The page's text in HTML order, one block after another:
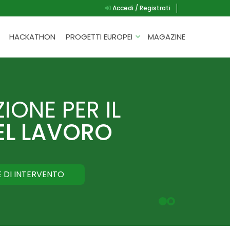
Accedi / Registrati
HACKATHON PROGETTI EUROPEI
G.A.D.
G.A.M.E.
SPEAK UP FOR YOURSELF
MAGAZINE
PER IL
LAVORO
DI INTERVENTO